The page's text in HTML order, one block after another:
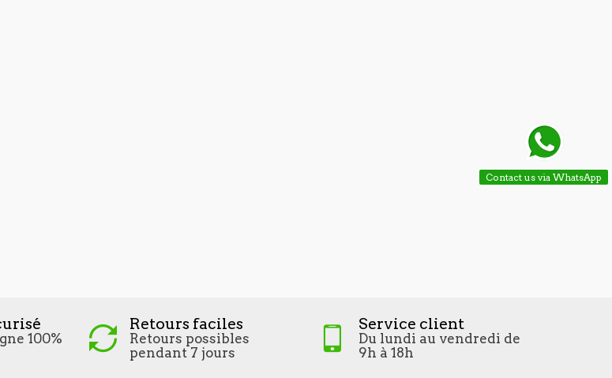
100%
Retours faciles
Retours possibles
pendant 7 jours
Service client
Du lundi au vendredi de
9h à 18h
Contact us via WhatsApp